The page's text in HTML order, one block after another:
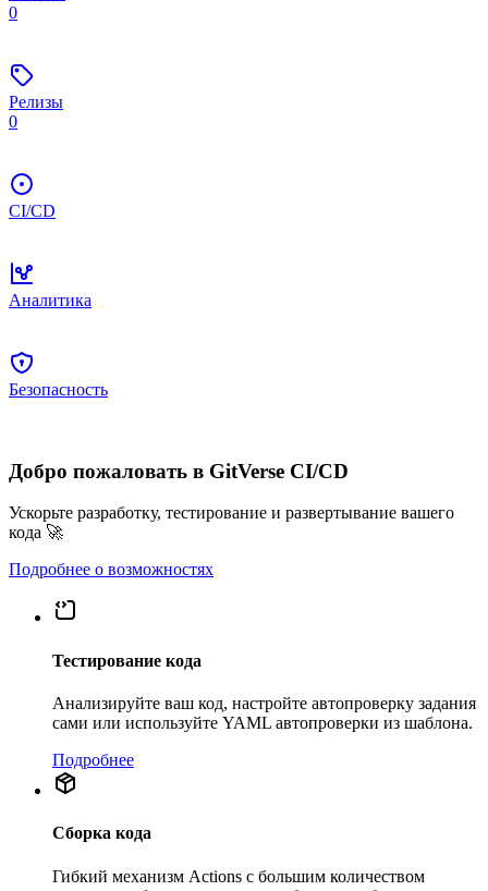
0
Релизы
0
CI/CD
Аналитика
Безопасность
Добро пожаловать в GitVerse CI/CD
Ускорьте разработку, тестирование и развертывание вашего
кода 🚀
Подробнее о возможностях
Тестирование кода
Анализируйте ваш код, настройте автопроверку задания
сами или используйте YAML автопроверки из шаблона.
Подробнее
Сборка кода
Гибкий механизм Actions с большим количеством